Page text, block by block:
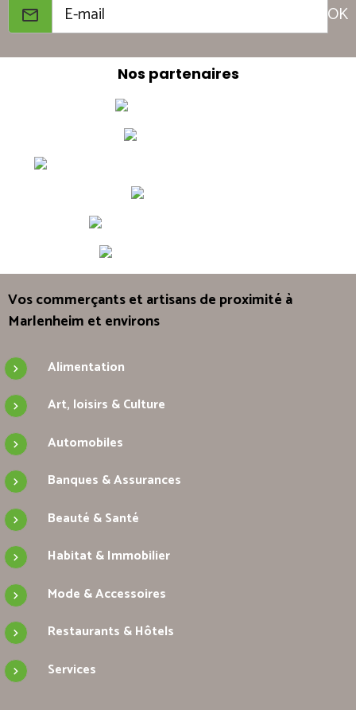
OK
Nos partenaires
Vos commerçants et artisans de proximité à
Marlenheim et environs
Alimentation
Art, loisirs & Culture
Automobiles
Banques & Assurances
Beauté & Santé
Habitat & Immobilier
Mode & Accessoires
Restaurants & Hôtels
Services